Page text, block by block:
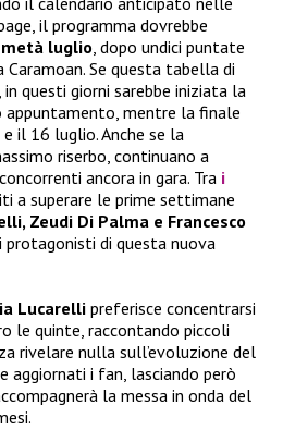
il programma dovrebbe
luglio, dopo undici puntate
Se questa tabella di
questi giorni sarebbe iniziata la
mentre la finale
il 16 luglio. Anche se la
riserbo, continuano a
ancora in gara. Tra i
a superare le prime settimane
Zeudi Di Palma e Francesco
protagonisti di questa nuova
Lucarelli preferisce concentrarsi
le quinte, raccontando piccoli
rivelare nulla sull’evoluzione del
aggiornati i fan, lasciando però
la messa in onda del